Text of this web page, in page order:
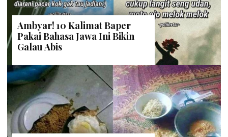
Ambyar! 10 Kalimat Baper
Pakai Bahasa Jawa Ini Bikin
Galau Abis